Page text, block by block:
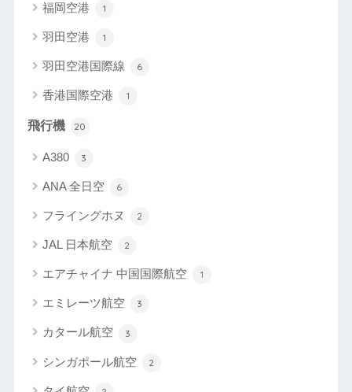
福岡空港 1
羽田空港 1
羽田空港国際線 6
香港国際空港 1
飛行機 20
A380 3
ANA 全日空 6
フライングホヌ 2
JAL 日本航空 2
エアチャイナ 中国国際航空 1
エミレーツ航空 3
カタール航空 3
シンガポール航空 2